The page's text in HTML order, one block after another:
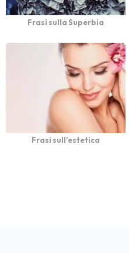
Frasi sulla Superbia
Frasi sull’estetica